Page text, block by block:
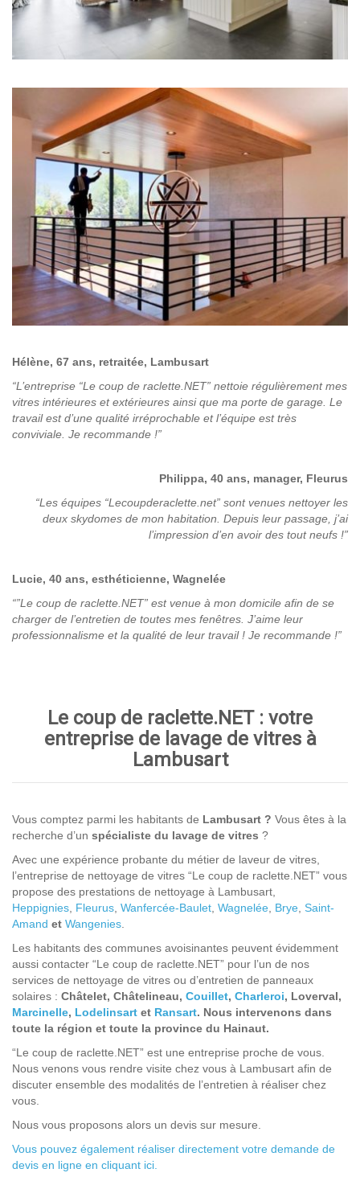
Hélène, 67 ans, retraitée, Lambusart
“L’entreprise “Le coup de raclette.NET” nettoie régulièrement mes
vitres intérieures et extérieures ainsi que ma porte de garage. Le
travail est d’une qualité irréprochable et l’équipe est très
conviviale. Je recommande !”
Philippa, 40 ans, manager, Fleurus
“Les équipes “Lecoupderaclette.net” sont venues nettoyer les
deux skydomes de mon habitation. Depuis leur passage, j’ai
l’impression d’en avoir des tout neufs !”
Lucie, 40 ans, esthéticienne, Wagnelée
“”Le coup de raclette.NET” est venue à mon domicile afin de se
charger de l’entretien de toutes mes fenêtres. J’aime leur
professionnalisme et la qualité de leur travail ! Je recommande !”
Le coup de raclette.NET : votre
entreprise de lavage de vitres à
Lambusart
Vous comptez parmi les habitants de Lambusart ? Vous êtes à la
recherche d’un spécialiste du lavage de vitres ?
Avec une expérience probante du métier de laveur de vitres,
l’entreprise de nettoyage de vitres “Le coup de raclette.NET” vous
propose des prestations de nettoyage à Lambusart,
Heppignies, Fleurus, Wanfercée-Baulet, Wagnelée, Brye, Saint-
Amand et Wangenies.
Les habitants des communes avoisinantes peuvent évidemment
aussi contacter “Le coup de raclette.NET” pour l’un de nos
services de nettoyage de vitres ou d’entretien de panneaux
solaires : Châtelet, Châtelineau, Couillet, Charleroi, Loverval,
Marcinelle, Lodelinsart et Ransart. Nous intervenons dans
toute la région et toute la province du Hainaut.
“Le coup de raclette.NET” est une entreprise proche de vous.
Nous venons vous rendre visite chez vous à Lambusart afin de
discuter ensemble des modalités de l’entretien à réaliser chez
vous.
Nous vous proposons alors un devis sur mesure.
Vous pouvez également réaliser directement votre demande de
devis en ligne en cliquant ici.